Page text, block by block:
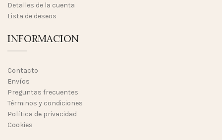
Detalles de la cuenta
Lista de deseos
INFORMACION
Contacto
Envíos
Preguntas frecuentes
Términos y condiciones
Política de privacidad
Cookies